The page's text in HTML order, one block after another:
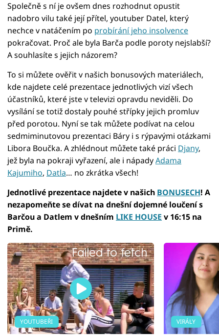
Společně s ní je ovšem dnes rozhodnut opustit
nadobro vilu také její přítel, youtuber Datel, který
nechce v natáčením po probírání jeho insolvence
pokračovat. Proč ale byla Barča podle poroty nejslabší?
A souhlasíte s jejich názorem?
To si můžete ověřit v našich bonusových materiálech,
kde najdete celé prezentace jednotlivých vizí všech
účastníků, které jste v televizi opravdu neviděli. Do
vysílání se totiž dostaly pouhé střípky jejich promluv
před porotou. Nyní se tak můžete podívat na celou
sedmiminutovou prezentaci Báry i s rýpavými otázkami
Libora Boučka. A zhlédnout můžete také práci Djany,
jež byla na pokraji vyřazení, ale i nápadyAdama
Kajumiho, Datla… no zkrátka všech!
Jednotlivé prezentace najdete v našich BONUSECH! A
nezapomeňte se dívat na dnešní dojemné loučení s
Barčou a Datlem v dnešním LIKE HOUSE v 16:15 na
Primě.
Failed to fetch
YOUTUBEŘI VIRÁLY